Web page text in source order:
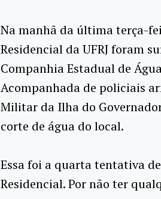
Na manhã da última terça-
Residencial da UFRJ foram
Companhia Estadual de
Acompanhada de policiais
Militar da Ilha do
corte de água do local.
Essa foi a quarta tentativa
Residencial. Por não ter